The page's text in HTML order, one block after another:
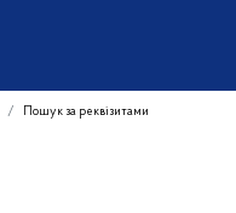
Пошук за реквізитами